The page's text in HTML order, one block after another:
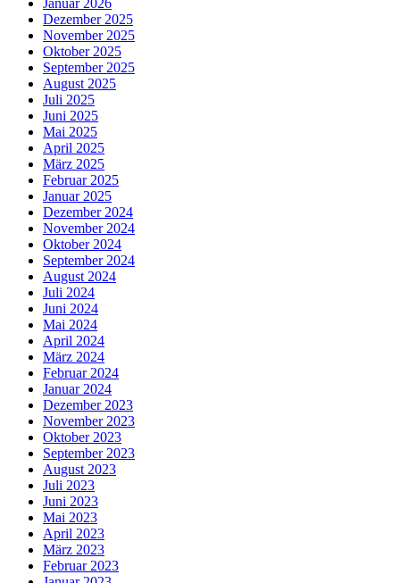
Dezember 2025
November 2025
Oktober 2025
September 2025
August 2025
Juli 2025
Juni 2025
Mai 2025
April 2025
März 2025
Februar 2025
Januar 2025
Dezember 2024
November 2024
Oktober 2024
September 2024
August 2024
Juli 2024
Juni 2024
Mai 2024
April 2024
März 2024
Februar 2024
Januar 2024
Dezember 2023
November 2023
Oktober 2023
September 2023
August 2023
Juli 2023
Juni 2023
Mai 2023
April 2023
März 2023
Februar 2023